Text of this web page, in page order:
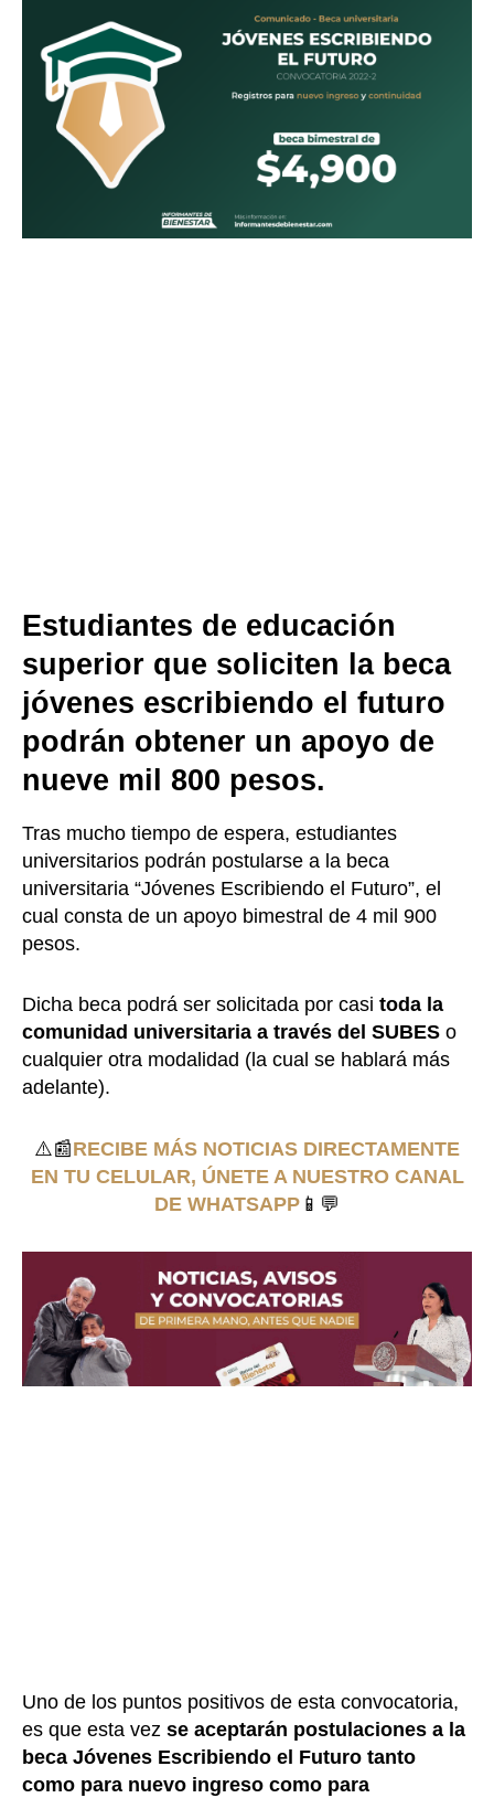
Estudiantes de educación
superior que soliciten la beca
jóvenes escribiendo el futuro
podrán obtener un apoyo de
nueve mil 800 pesos.
Tras mucho tiempo de espera, estudiantes
universitarios podrán postularse a la beca
universitaria “Jóvenes Escribiendo el Futuro”, el
cual consta de un apoyo bimestral de 4 mil 900
pesos.
Dicha beca podrá ser solicitada por casi toda la
comunidad universitaria a través del SUBES o
cualquier otra modalidad (la cual se hablará más
adelante).
⚠️📰RECIBE MÁS NOTICIAS DIRECTAMENTE
EN TU CELULAR, ÚNETE A NUESTRO CANAL
DE WHATSAPP 📱💬
Uno de los puntos positivos de esta convocatoria,
es que esta vez se aceptarán postulaciones a la
beca Jóvenes Escribiendo el Futuro tanto
como para nuevo ingreso como para